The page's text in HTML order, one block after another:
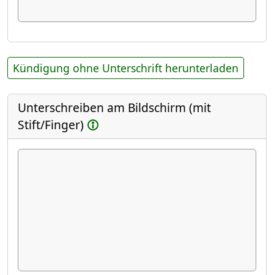
Kündigung ohne Unterschrift herunterladen
Unterschreiben am Bildschirm (mit
Stift/Finger)